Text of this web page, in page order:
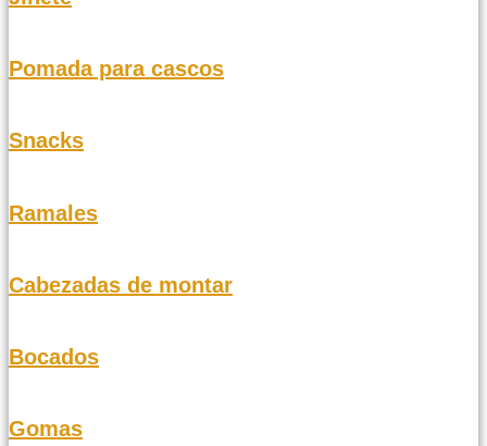
Pomada para cascos
Snacks
Ramales
Cabezadas de montar
Bocados
Gomas